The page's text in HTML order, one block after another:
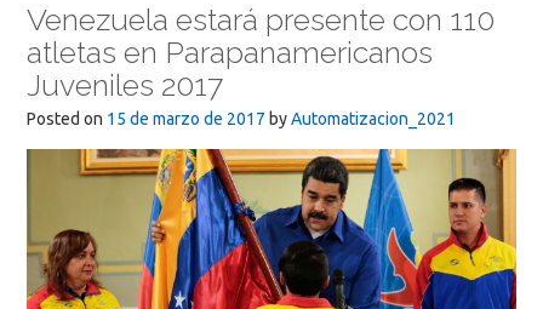
Venezuela estará presente con 110
atletas en Parapanamericanos
Juveniles 2017
Posted on 15 de marzo de 2017 byAutomatizacion_2021